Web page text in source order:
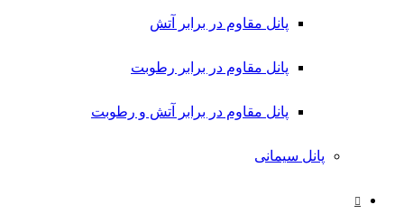
پانل مقاوم در برابر آتش
پانل مقاوم در برابر رطوبت
پانل مقاوم در برابر آتش و رطوبت
پانل سیمانی